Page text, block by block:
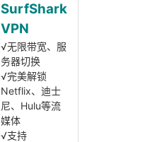
SurfShark
VPN
√无限带宽、服
务器切换
√完美解锁
Netflix、迪士
尼、Hulu等流
媒体
√支持